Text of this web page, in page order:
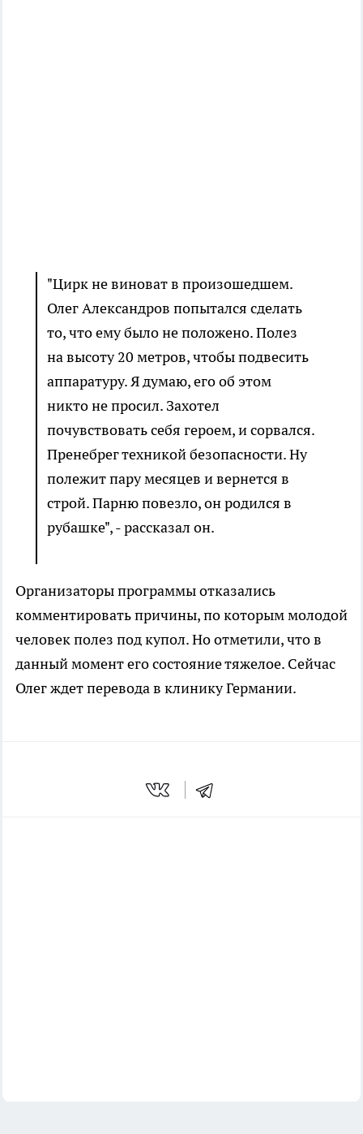
"Цирк не виноват в произошедшем.
Олег Александров попытался сделать
то, что ему было не положено. Полез
на высоту 20 метров, чтобы подвесить
аппаратуру. Я думаю, его об этом
никто не просил. Захотел
почувствовать себя героем, и сорвался.
Пренебрег техникой безопасности. Ну
полежит пару месяцев и вернется в
строй. Парню повезло, он родился в
рубашке", - рассказал он.
Организаторы программы отказались
комментировать причины, по которым молодой
человек полез под купол. Но отметили, что в
данный момент его состояние тяжелое. Сейчас
Олег ждет перевода в клинику Германии.